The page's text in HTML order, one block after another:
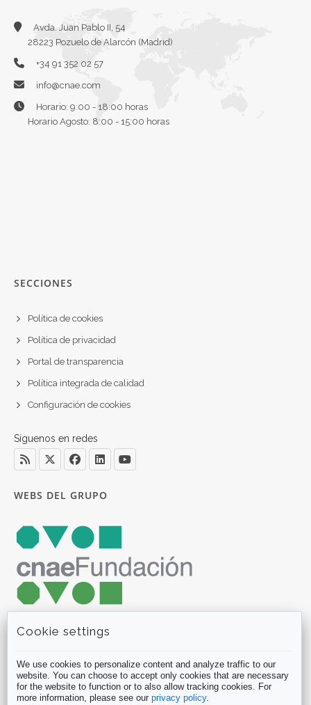
Avda. Juan Pablo II, 54
28223 Pozuelo de Alarcón (Madrid)
+34 91 352 02 57
info@cnae.com
Horario: 9:00 - 18:00 horas
Horario Agosto: 8:00 - 15:00 horas
SECCIONES
Política de cookies
Política de privacidad
Portal de transparencia
Política integrada de calidad
Configuración de cookies
Síguenos en redes
WEBS DEL GRUPO
Cookie settings
We use cookies to personalize content and analyze traffic to our
website. You can choose to accept only cookies that are necessary
for the website to function or to also allow tracking cookies. For
more information, please see our privacy policy.